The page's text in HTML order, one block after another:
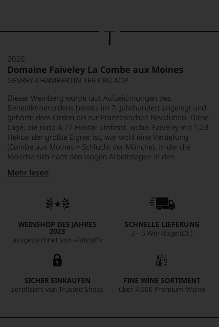
2020
Domaine Faiveley La Combe aux Moines
GEVREY-CHAMBERTIN 1ER CRU AOP
Dieser Weinberg wurde laut Aufzeichnungen des
Benediktinerordens bereits im 7. Jahrhundert angelegt und
gehörte dem Orden bis zur Französischen Revolution. Diese
Lage, die rund 4,77 Hektar umfasst, wobei Faiveley mit 1,23
Hektar der größte Eigner ist, war wohl eine Vertiefung
(Combe aux Moines = Schlucht der Mönche), in der die
Mönche sich nach den langen Arbeitstagen in den
Cru mit einem bemerkenswerten nach Nord-Osten
Eisenanteil und gleichzeitig viel weißen Mergel besitzt. Die
Reben der Faiveleys wurden zwischen 1933 und 2017
weitestgehend entrappt und einer 19-tägigen
Maischegärung mit täglicher Pigeage unterzogen, um den
Schalen der Trauben ihre Farbe, ihre Tannine sowie ihre
Aromen zu entziehen. Bei diesem Premier Cru wurde der
Pinot Noir in zu rund 50 % neuen und zu 50 % gebrauchten
wurde. Das Eisen und der Mergel im Boden sorgen für Kraft
und eine tiefe, offene Mineralik bei diesem Pinot Noir, der
Mehr lesen
WEINSHOP DES JAHRES
2023
ausgezeichnet von »Falstaff«
SCHNELLE LIEFERUNG
3 - 5 Werktage (DE)
SICHER EINKAUFEN
zertifiziert von Trusted Shops
FINE WINE SORTIMENT
über 4.500 Premium-Weine